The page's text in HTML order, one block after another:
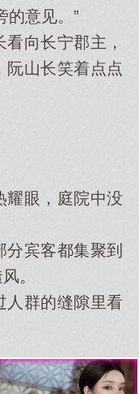
的意见。”
向长宁郡主，
阮山长笑着点点
眼，庭院中没
宾客都集聚到
。
群的缝隙里看